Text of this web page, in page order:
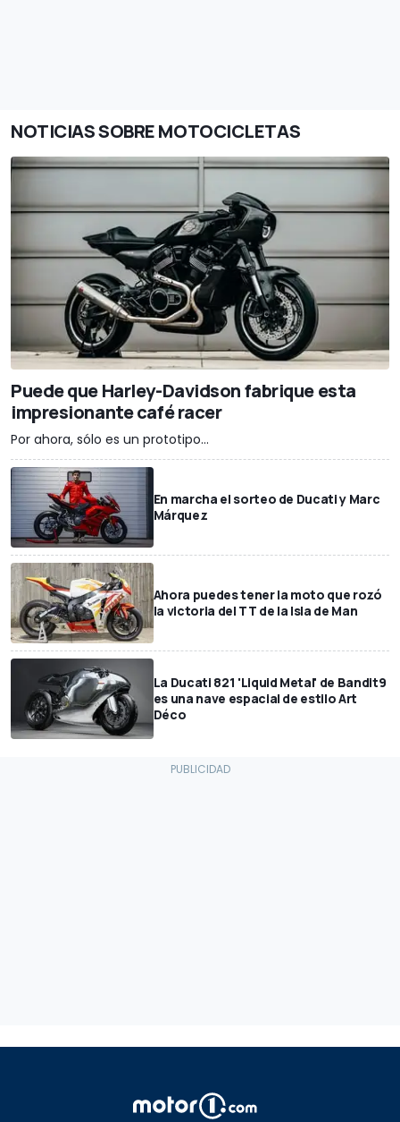
NOTICIAS SOBRE MOTOCICLETAS
Puede que Harley-Davidson fabrique esta
impresionante café racer
Por ahora, sólo es un prototipo...
En marcha el sorteo de Ducati y Marc
Márquez
Ahora puedes tener la moto que rozó
la victoria del TT de la Isla de Man
La Ducati 821 'Liquid Metal' de Bandit9
es una nave espacial de estilo Art
Déco